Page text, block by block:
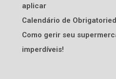
aplicar
Calendário de
Como gerir seu
imperdíveis!